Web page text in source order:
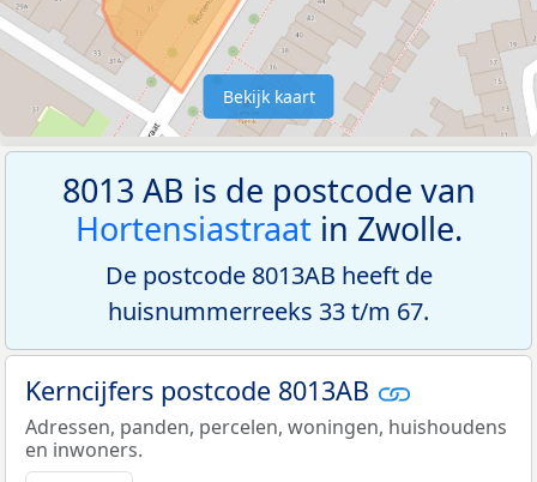
Bekijk kaart
8013 AB is de postcode van
Hortensiastraatin Zwolle.
De postcode 8013AB heeft de
huisnummerreeks 33 t/m 67.
Kerncijfers postcode 8013AB
Adressen, panden, percelen, woningen, huishoudens
en inwoners.